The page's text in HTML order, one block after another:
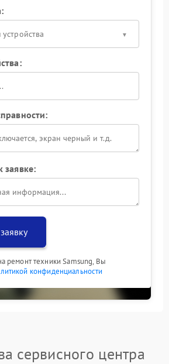
заявке:
ремонт техники Samsung, Вы
конфиденциальности
сервисного центра